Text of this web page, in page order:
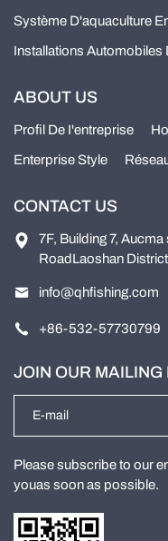
Système D'aquaculture
Installations Automobiles
ABOUT US
Profil De I'entreprise
Enterprise Style
CONTACT US
7F, Building 7,
RoadLaoshan
info@qhfishing.com
+86-532-57730799
JOIN OUR MAILING
Please subscribe to our
youas soon as possible.